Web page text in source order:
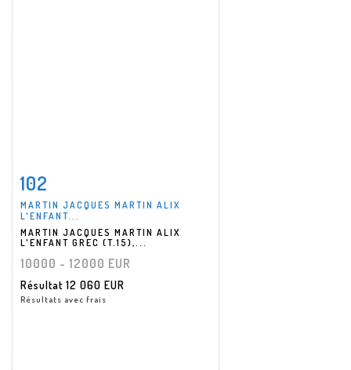
Fiche détaillée
102
MARTIN JACQUES MARTIN ALIX
L'ENFANT...
MARTIN JACQUES MARTIN ALIX
L'ENFANT GREC (T.15),...
10000 - 12000 EUR
Résultat 12 060 EUR
Résultats avec frais